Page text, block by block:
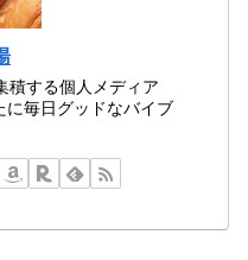
積する個人メディア
に毎日グッドなバイブ